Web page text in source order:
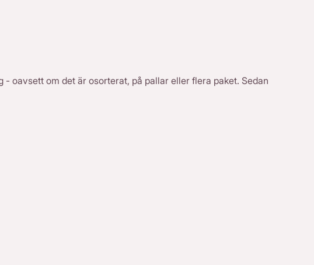
oavsett om det är osorterat, på pallar eller flera paket. Sedan